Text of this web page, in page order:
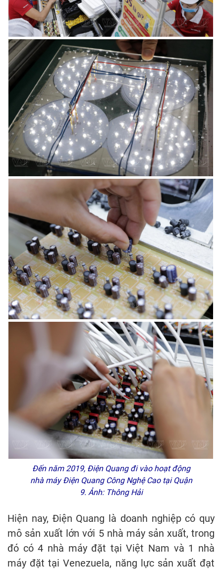
Đến năm 2019, Điện Quang đi vào hoạt động
nhà máy Điện Quang Công Nghệ Cao tại Quận
9. Ảnh: Thông Hải
Hiện nay, Điện Quang là doanh nghiệp có quy
mô sản xuất lớn với 5 nhà máy sản xuất, trong
đó có 4 nhà máy đặt tại Việt Nam và 1 nhà
máy đặt tại Venezuela, năng lực sản xuất đạt